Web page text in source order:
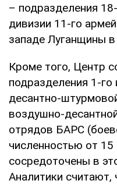
– подразделения
дивизии 11-го
западе Луганщины
Кроме того, Центр
подразделения 1-
десантно-
воздушно-
отрядов БАРС
численностью от
сосредоточены в
Аналитики считают,